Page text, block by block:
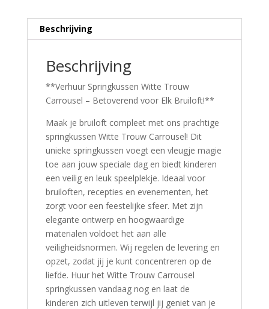
aantal
Beschrijving
Beschrijving
**Verhuur Springkussen Witte Trouw
Carrousel – Betoverend voor Elk Bruiloft!**
Maak je bruiloft compleet met ons prachtige
springkussen Witte Trouw Carrousel! Dit
unieke springkussen voegt een vleugje magie
toe aan jouw speciale dag en biedt kinderen
een veilig en leuk speelplekje. Ideaal voor
bruiloften, recepties en evenementen, het
zorgt voor een feestelijke sfeer. Met zijn
elegante ontwerp en hoogwaardige
materialen voldoet het aan alle
veiligheidsnormen. Wij regelen de levering en
opzet, zodat jij je kunt concentreren op de
liefde. Huur het Witte Trouw Carrousel
springkussen vandaag nog en laat de
kinderen zich uitleven terwijl jij geniet van je